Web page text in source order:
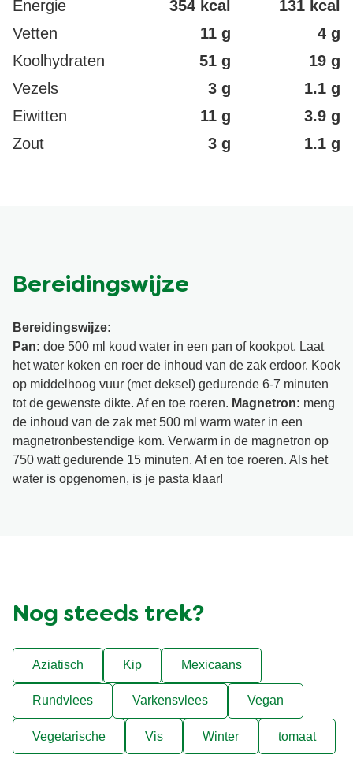
Energie 354 kcal
131 kcal
Vetten
11 g
4 g
Koolhydraten
51 g
19 g
Vezels
3 g
1.1 g
Eiwitten
11 g
3.9 g
Zout
3 g 1.1 g
Bereidingswijze
Bereidingswijze:
Pan: doe 500 ml koud water in een pan of kookpot. Laat
het water koken en roer de inhoud van de zak erdoor. Kook
op middelhoog vuur (met deksel) gedurende 6-7 minuten
tot de gewenste dikte. Af en toe roeren. Magnetron: meng
de inhoud van de zak met 500 ml warm water in een
magnetronbestendige kom. Verwarm in de magnetron op
750 watt gedurende 15 minuten. Af en toe roeren. Als het
water is opgenomen, is je pasta klaar!
Nog steeds trek?
Aziatisch Kip Mexicaans
Rundvlees Varkensvlees Vegan
Vegetarische Vis Winter tomaat